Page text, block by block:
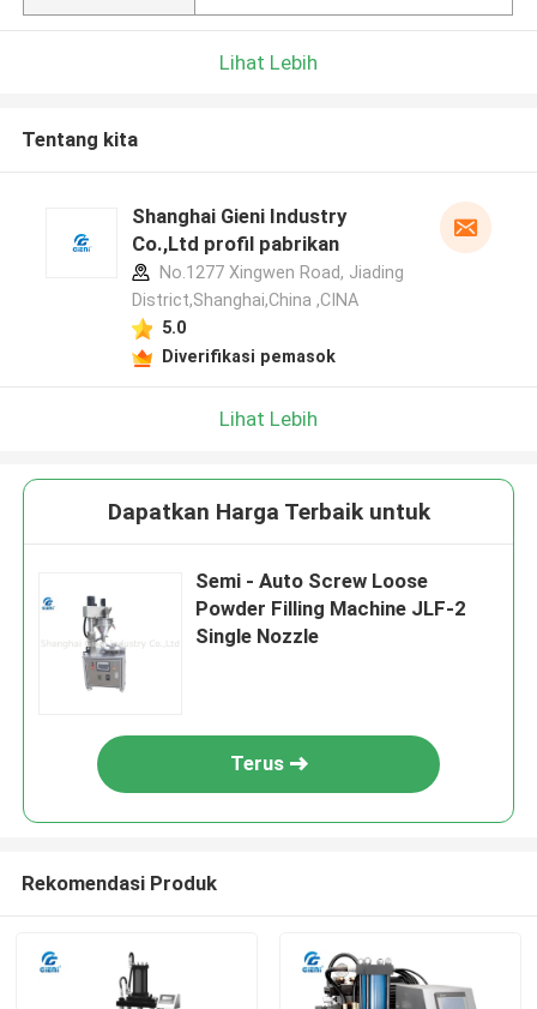
Lihat Lebih
Tentang kita
Shanghai Gieni Industry
Co.,Ltd profil pabrikan
No.1277 Xingwen Road, Jiading
District,Shanghai,China ,CINA
5.0
Diverifikasi pemasok
Lihat Lebih
Dapatkan Harga Terbaik untuk
Semi - Auto Screw Loose
Powder Filling Machine JLF-2
Single Nozzle
Terus
Rekomendasi Produk